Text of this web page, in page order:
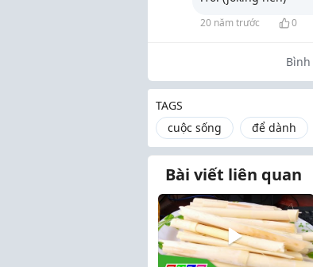
20 năm trước 0
TAGS
cuộc sống
để dành
Bài viết liên quan